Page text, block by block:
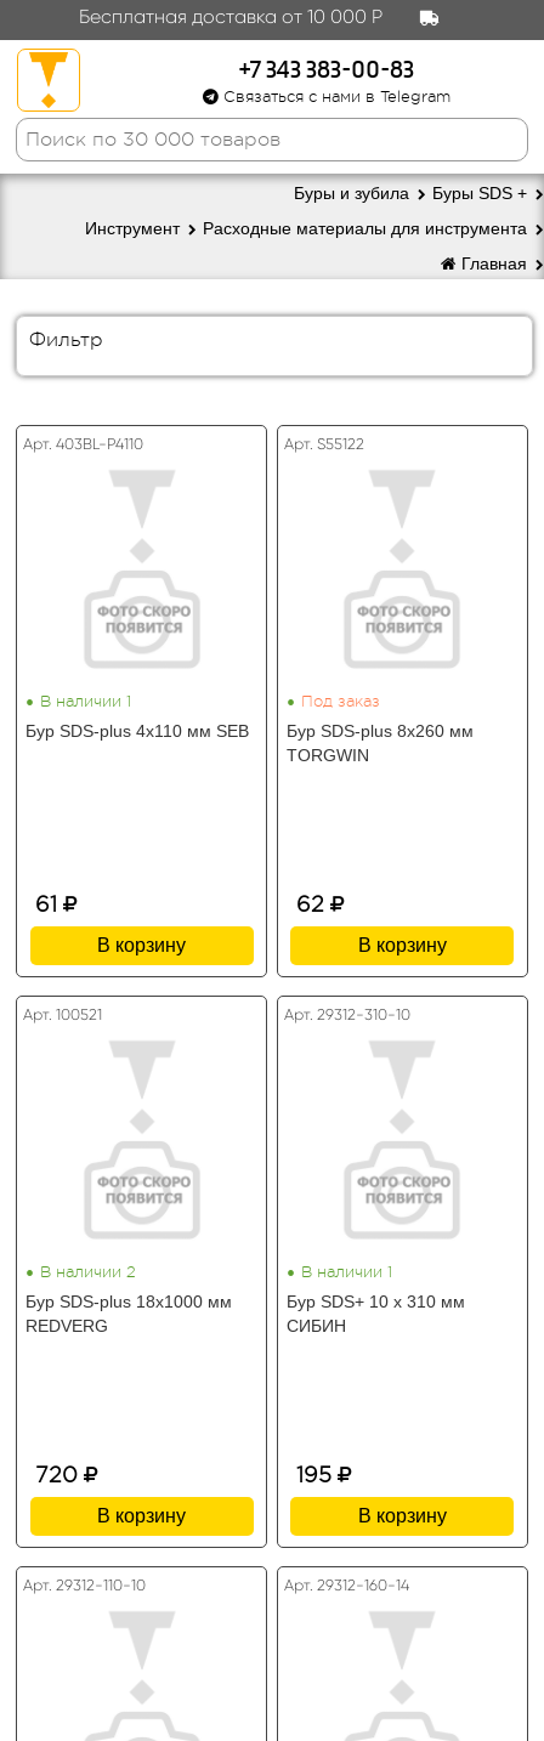
Бесплатная доставка от 10 000 Р
+7 343 383-00-83
Связаться с нами в Telegram
Буры SDS +
Буры и зубила
Расходные материалы для инструмента
Инструмент
Главная
Фильтр
Арт. 403BL-P4110
• В наличии 1
Бур SDS-plus 4х110 мм SEB
61
В корзину
Арт. S55122
• Под заказ
Бур SDS-plus 8х260 мм
TORGWIN
62
В корзину
Арт. 100521
• В наличии 2
Бур SDS-plus 18х1000 мм
REDVERG
720
В корзину
Арт. 29312-310-10
• В наличии 1
Бур SDS+ 10 х 310 мм
СИБИН
195
В корзину
Арт. 29312-110-10 Арт. 29312-160-14